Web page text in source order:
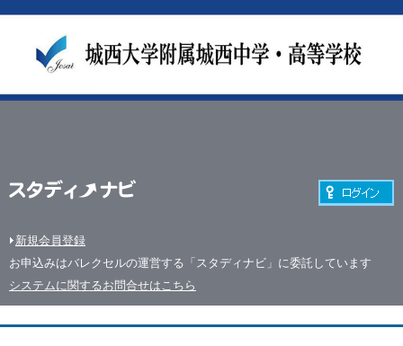
新規会員登録
お申込みはバレクセルの運営する「スタディナビ」に委託しています
システムに関するお問合せはこちら